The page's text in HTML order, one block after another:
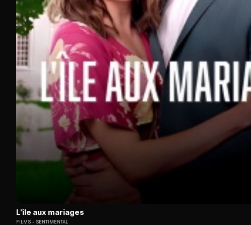
L'île aux mariages
FILMS SENTIMENTAL